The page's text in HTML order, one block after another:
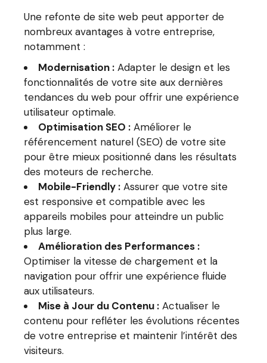
Une refonte de site web peut apporter de
nombreux avantages à votre entreprise,
notamment :
Modernisation : Adapter le design et les
fonctionnalités de votre site aux dernières
tendances du web pour offrir une expérience
utilisateur optimale.
Optimisation SEO : Améliorer le
référencement naturel (SEO) de votre site
pour être mieux positionné dans les résultats
des moteurs de recherche.
Mobile-Friendly : Assurer que votre site
est responsive et compatible avec les
appareils mobiles pour atteindre un public
plus large.
Amélioration des Performances :
Optimiser la vitesse de chargement et la
navigation pour offrir une expérience fluide
aux utilisateurs.
Mise à Jour du Contenu : Actualiser le
contenu pour refléter les évolutions récentes
de votre entreprise et maintenir l’intérêt des
visiteurs.